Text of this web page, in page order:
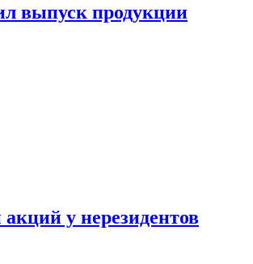
выпуск продукции
у нерезидентов